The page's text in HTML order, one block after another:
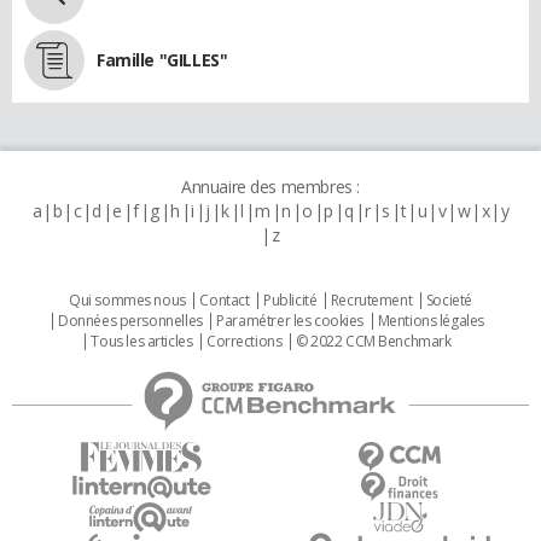
Famille "GILLES"
Annuaire des membres :
a b c d e f g h i j k l m n o p q r s t u v w x y
z
Qui sommes nous Contact Publicité Recrutement
Societé
Données personnelles
Paramétrer les cookies
Mentions légales
Tous les articles
Corrections © 2022 CCM Benchmark